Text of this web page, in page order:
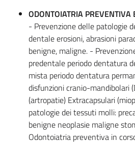
ODONTOIATRIA PREVENTIVA
- Prevenzione delle patologie
dentale erosioni, abrasioni
benigne, maligne. -
predentale periodo dentatura
mista periodo dentatura
disfunzioni cranio-mandibolari
(artropatie) Extracapsulari
patologie dei tessuti molli:
benigne neoplasie maligne
Odontoiatria preventiva in